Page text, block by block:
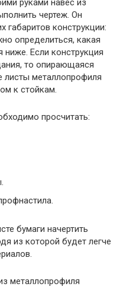
руками навес из
чертеж. Он
габаритов конструкции:
определиться, какая
Если конструкция
то опирающаяся
листы металлопрофиля
к стойкам.
просчитать:
бумаги начертить
из которой будет легче